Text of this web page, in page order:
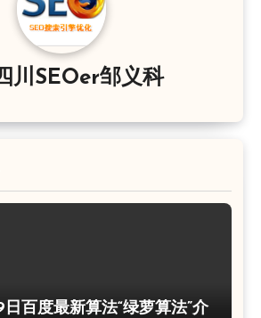
川SEOer邹义科
日百度最新算法“绿萝算法”介